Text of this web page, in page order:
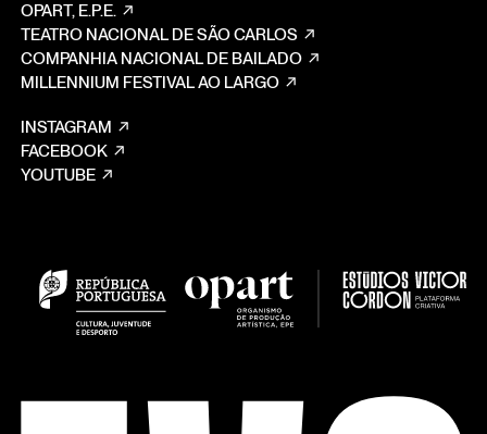
OPART, E.P.E.
TEATRO NACIONAL DE SÃO CARLOS
COMPANHIA NACIONAL DE BAILADO
MILLENNIUM FESTIVAL AO LARGO
INSTAGRAM
FACEBOOK
YOUTUBE